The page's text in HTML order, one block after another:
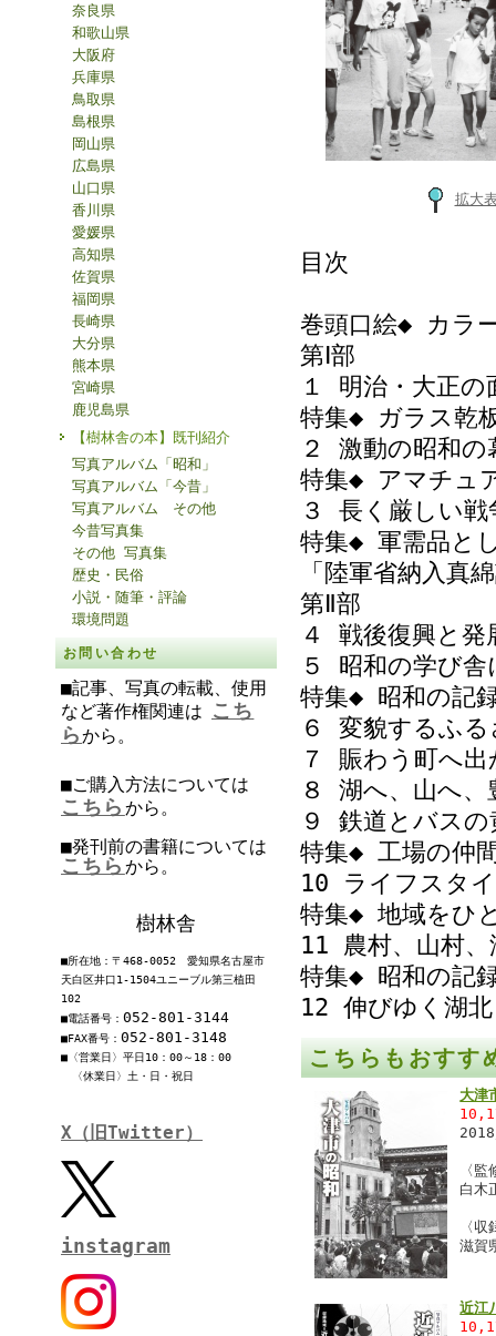
奈良県
和歌山県
大阪府
兵庫県
鳥取県
島根県
岡山県
広島県
山口県
香川県
愛媛県
高知県
佐賀県
福岡県
長崎県
大分県
熊本県
宮崎県
鹿児島県
【樹林舎の本】既刊紹介
写真アルバム「昭和」
写真アルバム「今昔」
写真アルバム その他
今昔写真集
その他 写真集
歴史・民俗
小説・随筆・評論
環境問題
お問い合わせ
■記事、写真の転載、使用
など著作権関連は こち
らから。
■ご購入方法については
こちら から。
■発刊前の書籍については
こちら から。
樹林舎
■所在地：〒468-0052 愛知県名古屋市
天白区井口1-1504ユニーブル第三植田
102
■電話番号： 052-801-3144
■FAX番号： 052-801-3148
■〈営業日〉平日10：00～18：00
〈休業日〉土・日・祝日
X（旧Twitter）
instagram
拡大
目次
巻頭口絵◆ カラ
第Ⅰ部
１ 明治・大正の
特集◆ ガラス乾
２ 激動の昭和の
特集◆ アマチュ
３ 長く厳しい戦
特集◆ 軍需品と
「陸軍省納入真
第Ⅱ部
４ 戦後復興と
５ 昭和の学び舎
特集◆ 昭和の記
６ 変貌するふ
７ 賑わう町へ
８ 湖へ、山へ
９ 鉄道とバスの
特集◆ 工場の仲
10 ライフスタ
特集◆ 地域をひ
11 農村、山村
特集◆ 昭和の記
12 伸びゆく湖
こちらもおすす
大津
〈監
白木
〈
滋賀
近江